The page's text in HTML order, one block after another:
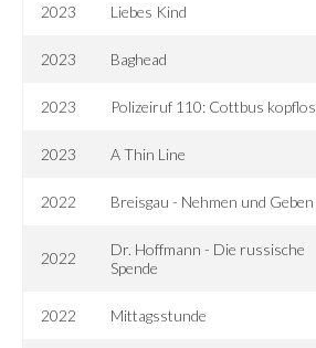
2023 Liebes Kind
2023 Baghead
2023 Polizeiruf 110: Cottbus kopflos
2023 A Thin Line
2022 Breisgau - Nehmen und Geben
2022
Dr. Hoffmann - Die russische
Spende
2022 Mittagsstunde